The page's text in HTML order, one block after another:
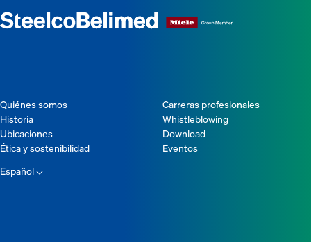
Quiénes somos
Historia
Ubicaciones
Ética y sostenibilidad
Carreras profesionales
Whistleblowing
Download
Eventos
Español